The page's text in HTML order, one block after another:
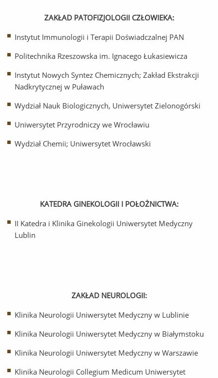
ZAKŁAD PATOFIZJOLOGII CZŁOWIEKA:
Instytut Immunologii i Terapii Doświadczalnej PAN
Politechnika Rzeszowska im. Ignacego Łukasiewicza
Instytut Nowych Syntez Chemicznych; Zakład Ekstrakcji
Nadkrytycznej w Puławach
Wydział Nauk Biologicznych, Uniwersytet Zielonogórski
Uniwersytet Przyrodniczy we Wrocławiu
Wydział Chemii; Uniwersytet Wrocławski
KATEDRA GINEKOLOGII I POŁOŻNICTWA:
II Katedra i Klinika Ginekologii Uniwersytet Medyczny
Lublin
ZAKŁAD NEUROLOGII:
Klinika Neurologii Uniwersytet Medyczny w Lublinie
Klinika Neurologii Uniwersytet Medyczny w Białymstoku
Klinika Neurologii Uniwersytet Medyczny w Warszawie
Klinika Neurologii Collegium Medicum Uniwersytet